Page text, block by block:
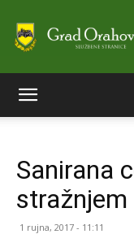
Sanirana
stražnjem
1 rujna, 2017 - 11:11